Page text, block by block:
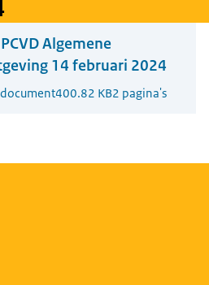
Algemene
14 februari 2024
400.82 KB2 pagina's